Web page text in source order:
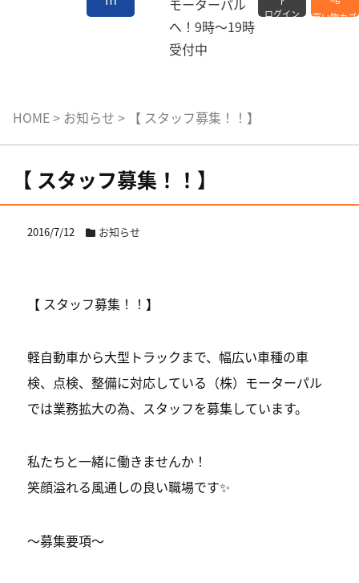
ログイン 買い物カゴ
HOME> お知らせ > 【 スタッフ募集！！】
【 スタッフ募集！！】
2016/7/12 お知らせ
【 スタッフ募集！！】
軽自動車から大型トラックまで、幅広い車種の車
検、点検、整備に対応している（株）モーターパル
では業務拡大の為、スタッフを募集しています。
私たちと一緒に働きませんか！
笑顔溢れる風通しの良い職場です✨
〜募集要項〜